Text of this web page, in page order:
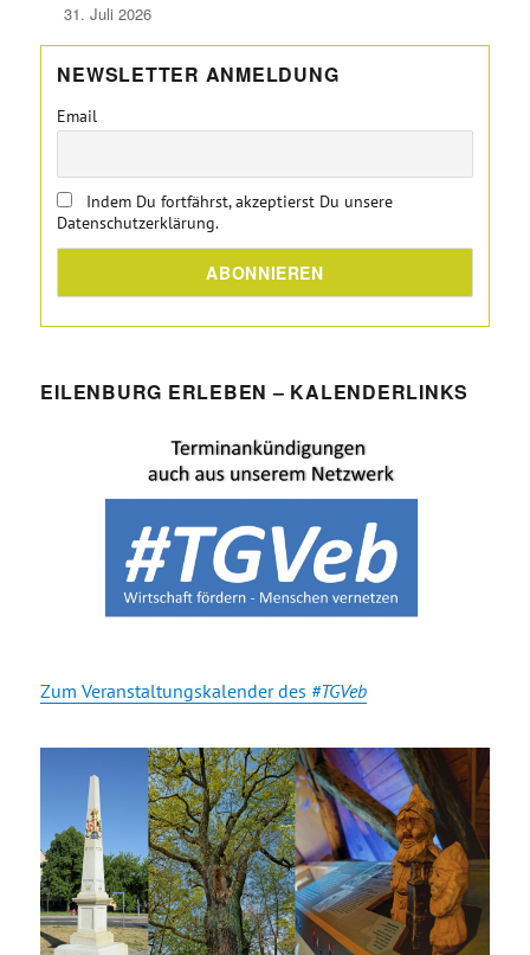
31. Juli 2026
NEWSLETTER ANMELDUNG
Email
Indem Du fortfährst, akzeptierst Du unsere
Datenschutzerklärung.
EILENBURG ERLEBEN – KALENDERLINKS
Zum Veranstaltungskalender des #TGVeb